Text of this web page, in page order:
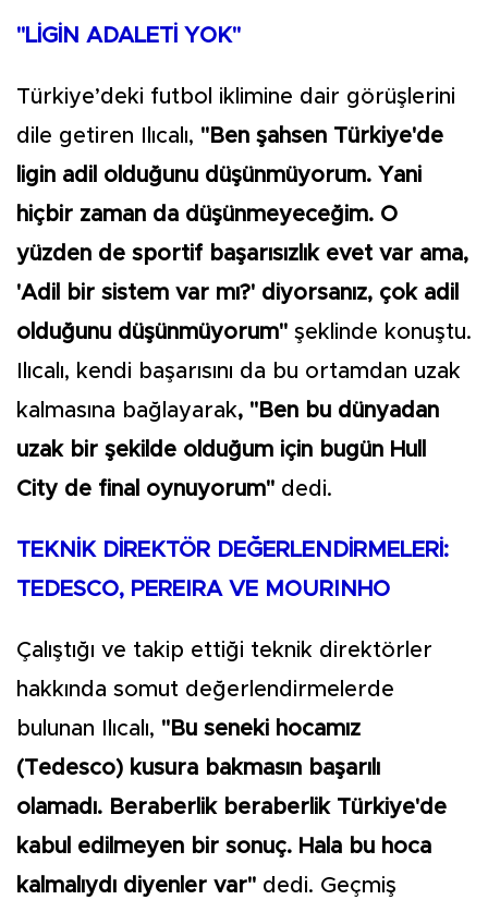
"LİGİN ADALETİ YOK"
Türkiye’deki futbol iklimine dair görüşlerini
dile getiren Ilıcalı, "Ben şahsen Türkiye'de
ligin adil olduğunu düşünmüyorum. Yani
hiçbir zaman da düşünmeyeceğim. O
yüzden de sportif başarısızlık evet var ama,
'Adil bir sistem var mı?' diyorsanız, çok adil
olduğunu düşünmüyorum" şeklinde konuştu.
Ilıcalı, kendi başarısını da bu ortamdan uzak
kalmasına bağlayarak, "Ben bu dünyadan
uzak bir şekilde olduğum için bugün Hull
City de final oynuyorum" dedi.
TEKNİK DİREKTÖR DEĞERLENDİRMELERİ:
TEDESCO, PEREIRA VE MOURINHO
Çalıştığı ve takip ettiği teknik direktörler
hakkında somut değerlendirmelerde
bulunan Ilıcalı, "Bu seneki hocamız
(Tedesco) kusura bakmasın başarılı
olamadı. Beraberlik beraberlik Türkiye'de
kabul edilmeyen bir sonuç. Hala bu hoca
kalmalıydı diyenler var" dedi. Geçmiş